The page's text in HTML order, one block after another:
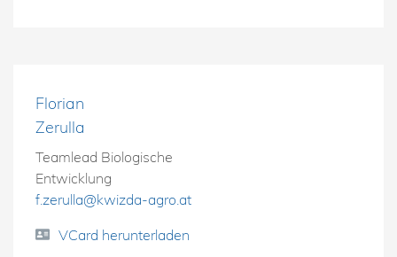
Florian
Zerulla
Teamlead Biologische
Entwicklung
f.zerulla@kwizda-agro.at
VCard herunterladen